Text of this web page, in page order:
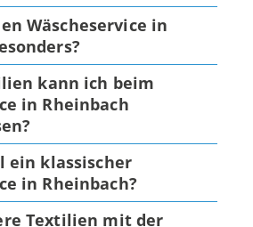
Wäscheservice in
kann ich beim
in Rheinbach
ein klassischer
in Rheinbach?
Textilien mit der